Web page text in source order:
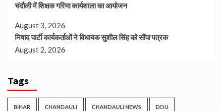
चंदौली में शिक्षक गरिमा कार्यशाला का आयोजन
August 3, 2026
निषाद पार्टी कार्यकर्ताओं ने विधायक सुशील सिंह को सौंपा पत्रक
August 2, 2026
Tags
BIHAR CHANDAULI CHANDAULI NEWS DDU